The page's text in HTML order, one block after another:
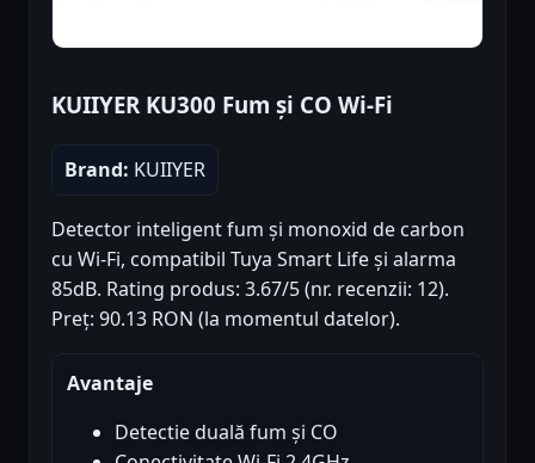
KUIIYER KU300 Fum și CO Wi-Fi
Brand: KUIIYER
Detector inteligent fum și monoxid de carbon
cu Wi-Fi, compatibil Tuya Smart Life și alarma
85dB. Rating produs: 3.67/5 (nr. recenzii: 12).
Preț: 90.13 RON (la momentul datelor).
Avantaje
Detectie duală fum și CO